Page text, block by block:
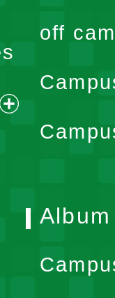
expand
off
Album